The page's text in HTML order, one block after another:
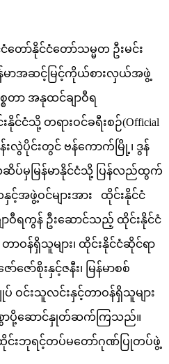
တော်နိုင်ငံတော်သမ္မတ ဦးမင်း
မာအဆင့်မြင့်ကိုယ်စားလှယ်အဖွဲ့
တာ အနုထင်ချာဝီရ
ငံသို့ တရားဝင်ခရီးစဉ်(Official
းလွဲပိုင်းတွင် ဗန်ကောက်မြို့၊ ဒွန်
ဆိပ်မှမြန်မာနိုင်ငံသို့ ပြန်လည်ထွက်
အဖွဲ့ဝင်များအား ထိုင်းနိုင်ငံ
ာဝီရကွန် ဦးဆောင်သည့် ထိုင်းနိုင်ငံ
ာဝန်ရှိသူများ၊ ထိုင်းနိုင်ငံဆိုင်ရာ
ော်စိုးနှင့်ဇနီး၊ မြန်မာစစ်
ဝင်းသူလင်းနှင့်တာဝန်ရှိသူများ
စွာပို့ဆောင်နှုတ်ဆက်ကြသည်။
ဘုရင့်တပ်မတော်ဂုဏ်ပြုတပ်ဖွဲ့